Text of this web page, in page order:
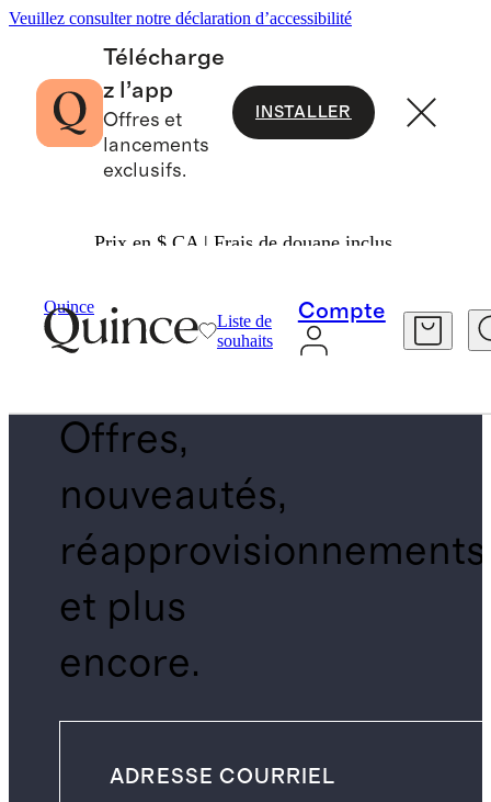
Veuillez consulter notre déclaration d’accessibilité
Télécharge
z l’app
Offres et
lancements
exclusifs.
INSTALLER
Prix en $ CA | Frais de douane inclus.
Quince
Liste de
souhaits
Compte
Femmes De Retour En Stock
TOPS
Offres,
nouveautés,
réapprovisionnements
et plus
encore.